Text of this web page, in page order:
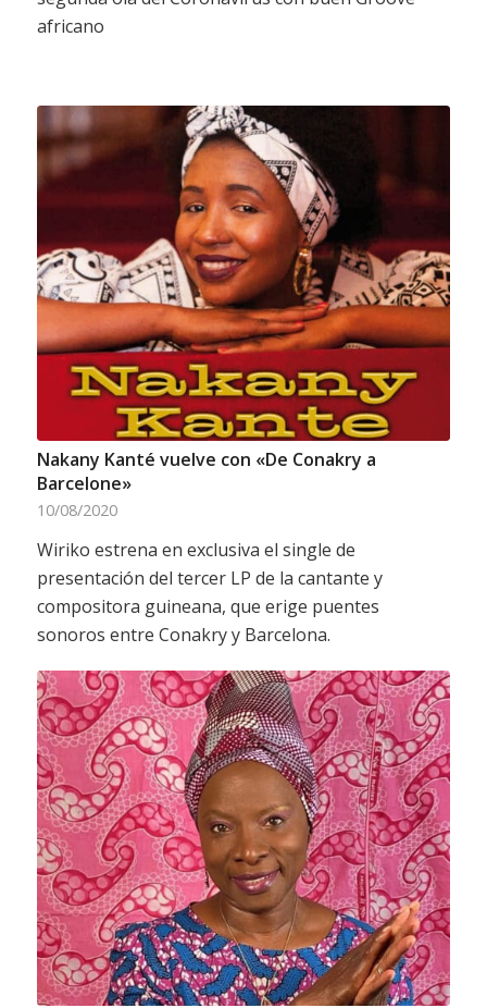
africano
Nakany Kanté vuelve con «De Conakry a
Barcelone»
10/08/2020
Wiriko estrena en exclusiva el single de
presentación del tercer LP de la cantante y
compositora guineana, que erige puentes
sonoros entre Conakry y Barcelona.